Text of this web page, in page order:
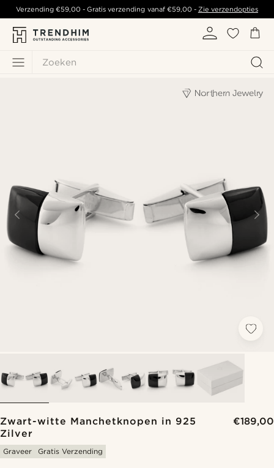
Zoeken
Verzending€59,00 - Gratis verzending vanaf €59,00- Zie verzendopties
Zwart-witte Manchetknopen in 925
Zilver
€189,00
Graveer Gratis Verzending